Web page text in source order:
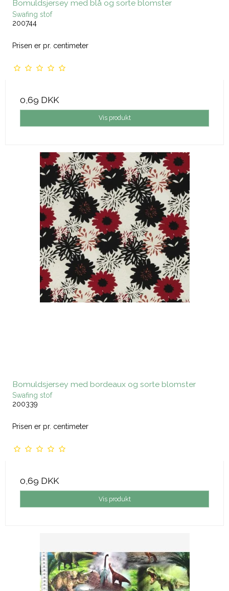
Bomuldsjersey med blå og sorte blomster
Swafing stof
200744
Prisen er pr. centimeter
0,69 DKK
Vis produkt
Bomuldsjersey med bordeaux og sorte blomster
Swafing stof
200339
Prisen er pr. centimeter
0,69 DKK
Vis produkt